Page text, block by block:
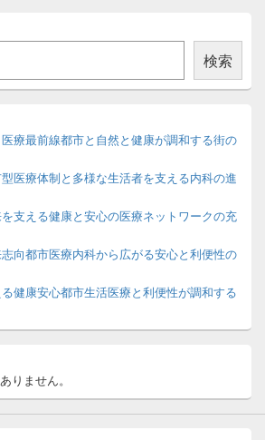
検索
療最前線都市と自然と健康が調和する街の
医療体制と多様な生活者を支える内科の進
支える健康と安心の医療ネットワークの充
向都市医療内科から広がる安心と利便性の
健康安心都市生活医療と利便性が調和する
りません。